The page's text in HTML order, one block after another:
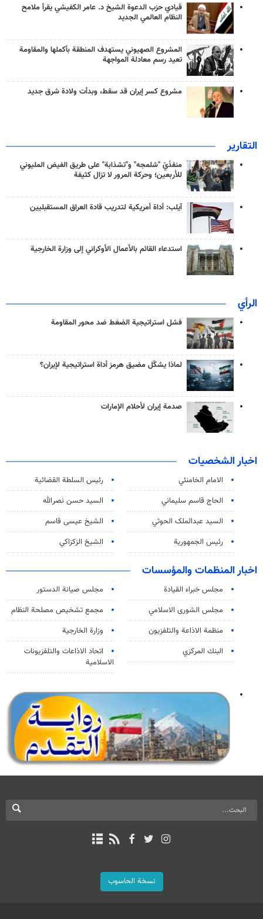
قيادي حزب الدعوة الشيخ د. عامر الكفيشي يقرأ ملامح
النظام العالمي الجديد
المشروع الصهيوني يستهدف المنطقة بأكملها والمقاومة
تعيد رسم معادلة المواجهة
مشروع كسر إيران قد سقط، وبدأت ولادة شرق جديد
التقارير
منفذَيّ "شلمجه" و"تشذابة" على طريق الفيض المليوني
للأربعين؛ وحركة المرور لا تزال كثيفة
آيلب: أداة أمريكية لتدريب قادة العراق المستقبليين
استدعاء القائم بالأعمال الأوكراني إلى وزارة الخارجية
الرأي
فشل استراتيجية الضغط ضد محور المقاومة
لماذا يشكّل مضيق هرمز أداة استراتيجية لإيران؟
صدمة إيران لأحلام الإمارات
اخبار الشخصيات
الامام الخامنئي
رئیس السلطة القضائیة
الحاج قاسم سليماني
السيد حسن نصرالله
السید عبدالملک الحوثي
الشيخ عيسى قاسم
رئيس الجمهورية
الشيخ الزكزاكي
اخبار المنظمات والمؤسسات
مجلس خبراء القيادة
مجلس صيانة الدستور
مجلس الشورى الاسلامي
مجمع تشخيص مصلحة النظام
منظمة الاذاعة والتلفزیون
وزارة الخارجية
البنك المركزي
اتحاد الاذاعات والتلفزيونات
الاسلامية
نسخة الحاسوب